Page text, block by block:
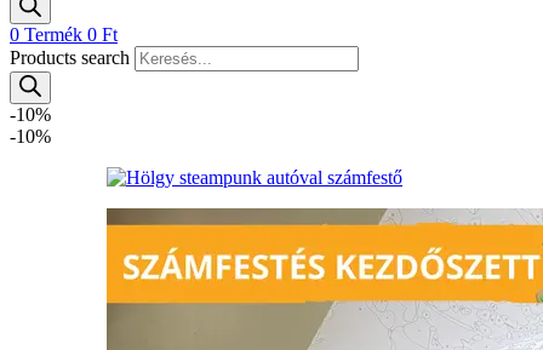
0 Termék 0 Ft
Products search
-10%
-10%